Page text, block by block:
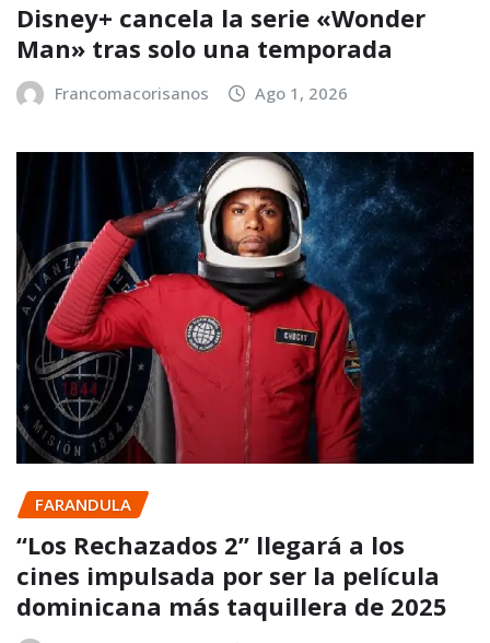
Disney+ cancela la serie «Wonder
Man» tras solo una temporada
Francomacorisanos Ago 1, 2026
FARANDULA
“Los Rechazados 2” llegará a los
cines impulsada por ser la película
dominicana más taquillera de 2025